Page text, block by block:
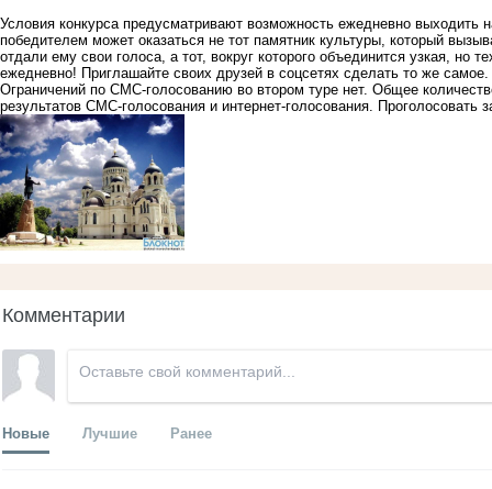
Условия конкурса предусматривают возможность ежедневно выходить
победителем может оказаться не тот памятник культуры, который
отдали ему свои голоса, а тот, вокруг которого объединится узкая, но
ежедневно! Приглашайте своих друзей в соцсетях сделать то же самое.
Ограничений по СМС-голосованию во втором туре нет. Общее
результатов СМС-голосования и интернет-голосования. Проголосовать
Комментарии
Новые Лучшие Ранее